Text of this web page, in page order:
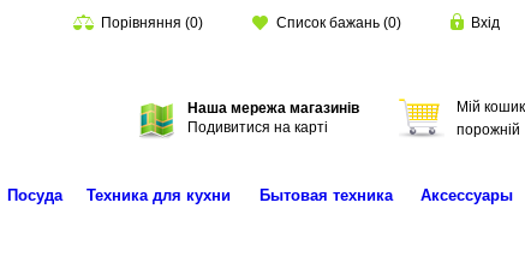
Порівняння (0) Список бажань (0) Вхід
Наша мережа магазинів
Подивитися на карті
Мій кошик
порожній
Посуда Техника для кухни Бытовая техника Аксессуары